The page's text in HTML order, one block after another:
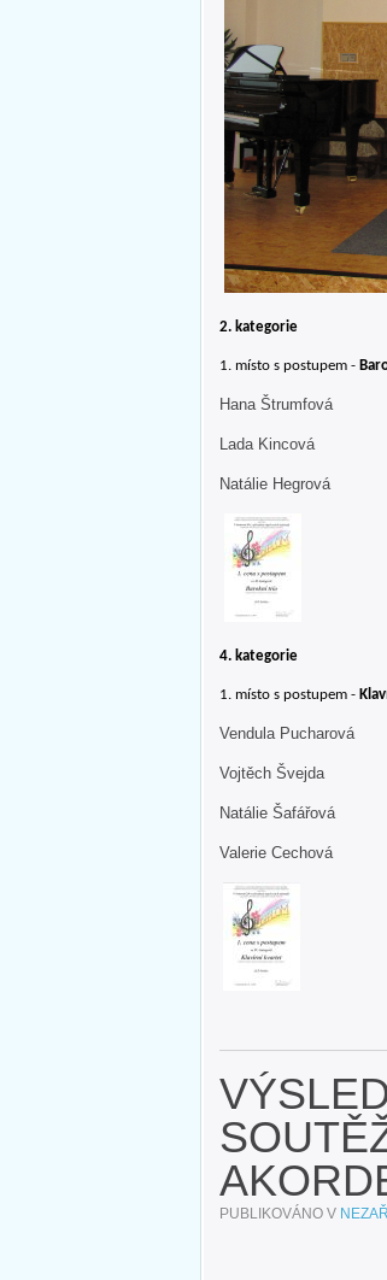
2.
1. místo s postupem -
Hana Štrumfová
Lada Kincová
Natálie Hegrová
4. kategorie
1. místo s postupem -
Vendula Pucharová
Vojtěch Švejda
Natálie Šafářová
Valerie Cechová
PUBLIKOVÁNO V